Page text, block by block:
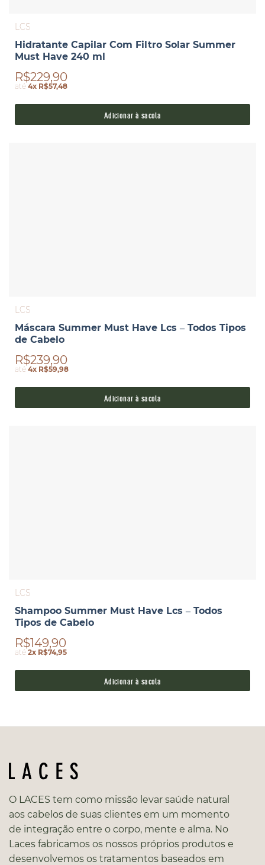
LCS
Hidratante Capilar Com Filtro Solar Summer
Must Have 240 ml
R$229,90
até4x R$57,48
Adicionar à sacola
LCS
Máscara Summer Must Have Lcs – Todos Tipos
de Cabelo
R$239,90
até4x R$59,98
Adicionar à sacola
LCS
Shampoo Summer Must Have Lcs – Todos
Tipos de Cabelo
R$149,90
até2x R$74,95
Adicionar à sacola
O LACES tem como missão levar saúde natural
aos cabelos de suas clientes em um momento
de integração entre o corpo, mente e alma. No
Laces fabricamos os nossos próprios produtos e
desenvolvemos os tratamentos baseados em